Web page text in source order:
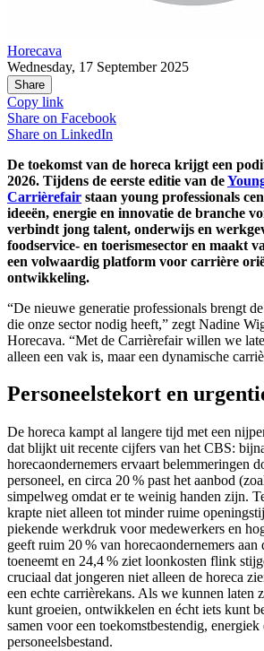
Horecava
Wednesday, 17 September 2025
Share
Copy link
Share on Facebook
Share on LinkedIn
De toekomst van de horeca krijgt een
2026. Tijdens de eerste editie van de
Carrièrefair staan young professionals
ideeën, energie en innovatie de branche
verbindt jong talent, onderwijs en
foodservice- en toerismesector en maakt
een volwaardig platform voor carrière
ontwikkeling.
“De nieuwe generatie professionals brengt
die onze sector nodig heeft,” zegt Nadine
Horecava. “Met de Carrièrefair willen we
alleen een vak is, maar een dynamische
Personeelstekort en
De horeca kampt al langere tijd met een
dat blijkt uit recente cijfers van het CBS:
horecaondernemers ervaart belemmeringen
personeel, en circa 20 % past het aanbod
simpelweg omdat er te weinig handen zijn.
krapte niet alleen tot minder ruime
piekende werkdruk voor medewerkers en
geeft ruim 20 % van horecaondernemers
toeneemt en 24,4 % ziet loonkosten flink
cruciaal dat jongeren niet alleen de horeca
een echte carrièrekans. Als we kunnen laten
kunt groeien, ontwikkelen en écht iets kunt
samen voor een toekomstbestendig,
personeelsbestand.